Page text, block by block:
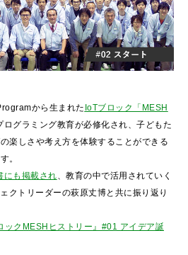
から生まれた IoTブロック「MESH
グラミング教育が必修化され、子どもた
楽しさや考え方を体験することができる
。
にも掲載され 、教育の中で活用されていく
クトリーダーの萩原丈博と共に振り返り
ックMESHヒストリー』#01 アイデア誕